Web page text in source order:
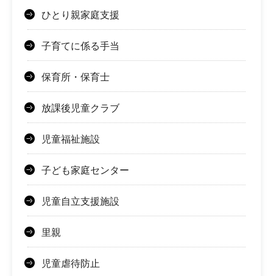
ひとり親家庭支援
子育てに係る手当
保育所・保育士
放課後児童クラブ
児童福祉施設
子ども家庭センター
児童自立支援施設
里親
児童虐待防止